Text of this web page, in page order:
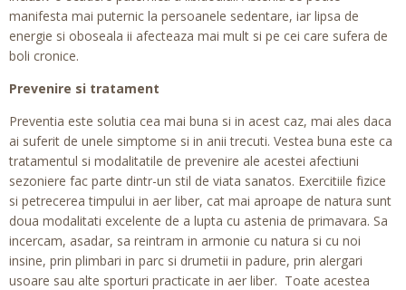
manifesta mai puternic la persoanele sedentare, iar lipsa de
energie si oboseala ii afecteaza mai mult si pe cei care sufera de
boli cronice.
Prevenire si tratament
Preventia este solutia cea mai buna si in acest caz, mai ales daca
ai suferit de unele simptome si in anii trecuti. Vestea buna este ca
tratamentul si modalitatile de prevenire ale acestei afectiuni
sezoniere fac parte dintr-un stil de viata sanatos. Exercitiile fizice
si petrecerea timpului in aer liber, cat mai aproape de natura sunt
doua modalitati excelente de a lupta cu astenia de primavara. Sa
incercam, asadar, sa reintram in armonie cu natura si cu noi
insine, prin plimbari in parc si drumetii in padure, prin alergari
usoare sau alte sporturi practicate in aer liber. Toate acestea